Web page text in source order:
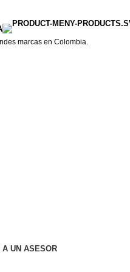
marcas en Colombia.
UN ASESOR